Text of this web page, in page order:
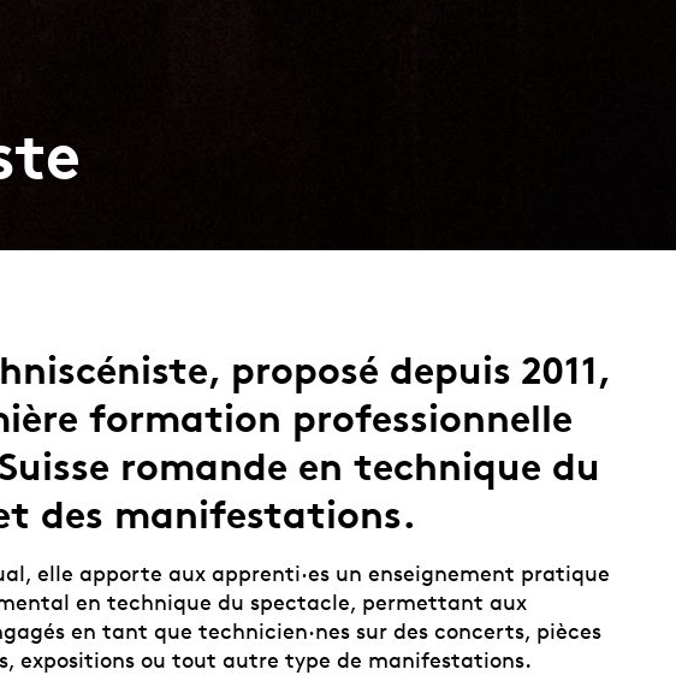
proposé depuis 2011,
formation professionnelle
romande en technique du
des manifestations.
elle apporte aux apprenti·es un enseignement pratique
en technique du spectacle, permettant aux
en tant que technicien·nes sur des concerts, pièces
expositions ou tout autre type de manifestations.